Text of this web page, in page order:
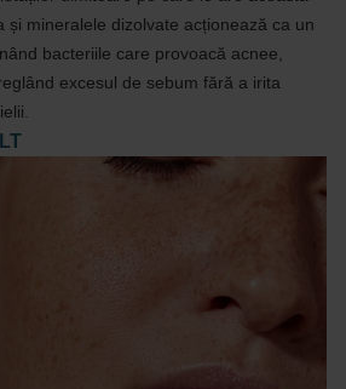
și mineralele dizolvate acționează ca un
bacteriile care provoacă acnee,
excesul de sebum fără a irita